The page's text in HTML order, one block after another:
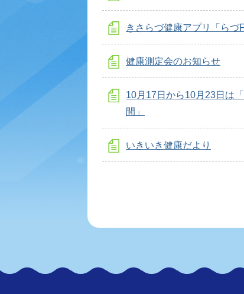
きさらづ健康アプリ「らづ
健康測定会のお知らせ
10月17日から10月23日は
間」
いきいき健康だより